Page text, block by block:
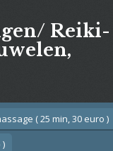
Reiki-
( 25 min, 30 euro )